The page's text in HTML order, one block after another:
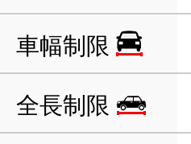
車幅制限
全長制限